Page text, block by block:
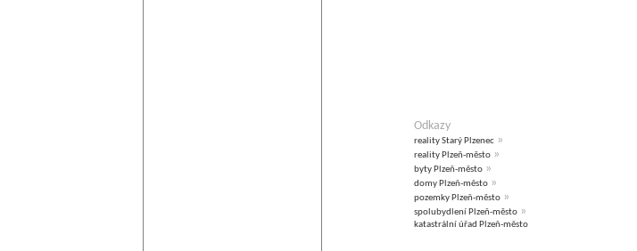
Odkazy
reality Starý Plzenec »
reality Plzeň-město »
byty Plzeň-město »
domy Plzeň-město »
pozemky Plzeň-město »
spolubydlení Plzeň-město »
katastrální úřad Plzeň-město